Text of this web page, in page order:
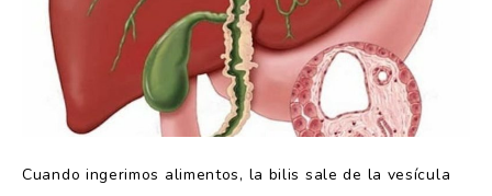
Cuando ingerimos alimentos, la bilis sale de la vesícula